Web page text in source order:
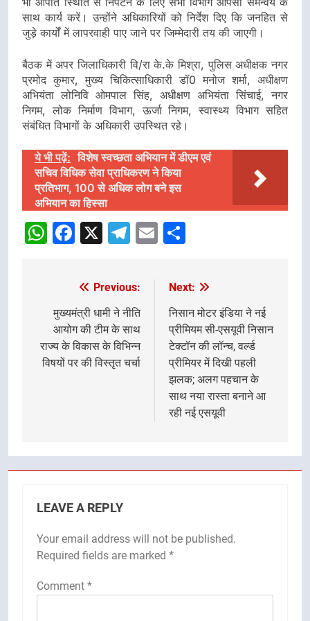
साथ कार्य करें। उन्होंने अधिकारियों को निर्देश दिए कि जनहित से
जुड़े कार्यों में लापरवाही पाए जाने पर जिम्मेदारी तय की जाएगी।
बैठक में अपर जिलाधिकारी वि/रा के.के मिश्रा, पुलिस अधीक्षक नगर
प्रमोद कुमार, मुख्य चिकित्साधिकारी डॉ0 मनोज शर्मा, अधीक्षण
अभियंता लोनिवि ओमपाल सिंह, अधीक्षण अभियंता सिंचाई, नगर
निगम, लोक निर्माण विभाग, ऊर्जा निगम, स्वास्थ्य विभाग सहित
संबंधित विभागों के अधिकारी उपस्थित रहे।
ये भी पढ़ें: विशेष स्वच्छता अभियान में डीएम एवं
सचिव विधिक सेवा प्राधिकरण ने किया
प्रतिभाग, 100 से अधिक लोग बने इस
अभियान का हिस्सा
WhatsApp
Facebook
X Telegram
Email
navigation
Previous:
मुख्यमंत्री धामी ने नीति
आयोग की टीम के साथ
राज्य के विकास के विभिन्न
विषयों पर की विस्तृत चर्चा
Next:
निसान मोटर इंडिया ने नई
प्रीमियम सी-एसयूवी निसान
टेक्टॉन की लॉन्च, वर्ल्ड
प्रीमियर में दिखी पहली
झलक; अलग पहचान के
साथ नया रास्ता बनाने आ
रही नई एसयूवी
LEAVE A REPLY
Your email address will not be published.
Required fields are marked *
Comment *